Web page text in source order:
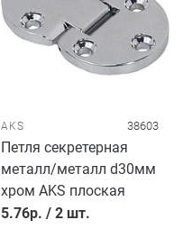
AKS 38603
Петля секретерная
металл/металл d30мм
хром AKS плоская
5.76р. / 2 шт.